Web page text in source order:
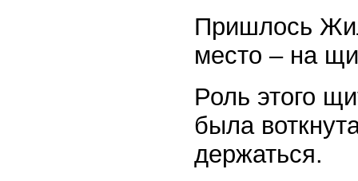
Пришлось
место – на
Роль этого
была
держаться.